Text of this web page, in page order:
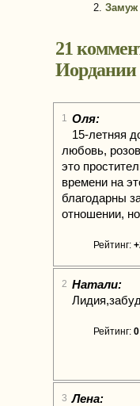
Замуж
21
Иордании
1 Оля:
15-летняя
любовь,
это
времени на
благодарны
отношении,
Рейтинг:
2 Натали:
Рейтинг: 0
3 Лена: